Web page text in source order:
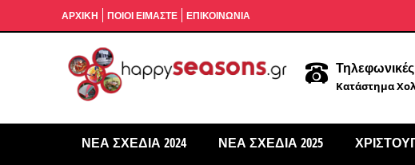
ΑΡΧΙΚΉ ΠΟΙΟΙ ΕΙΜΑΣΤΕ ΕΠΙΚΟΙΝΩΝΙΑ
Κατάστημα
ΝΈΑ ΣΧΈΔΙΑ 2024 ΝΈΑ ΣΧΈΔΙΑ 2025